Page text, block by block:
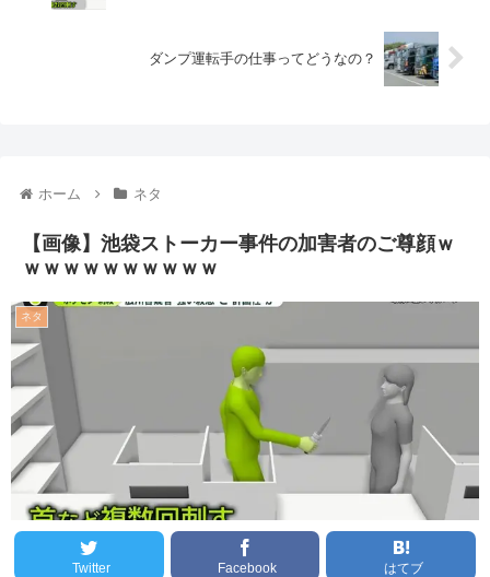
ダンプ運転手の仕事ってどうなの？
ホーム ネタ
【画像】池袋ストーカー事件の加害者のご尊顔ｗ
ｗｗｗｗｗｗｗｗｗｗ
ネタ
Twitter Facebook はてブ